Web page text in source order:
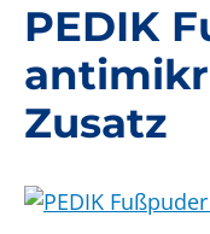
PEDIK
Zusatz